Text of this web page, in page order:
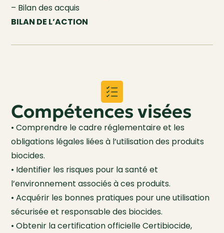
– Bilan des acquis
BILAN DE L’ACTION
Compétences visées
• Comprendre le cadre réglementaire et les
obligations légales liées à l’utilisation des produits
biocides.
• Identifier les risques pour la santé et
l’environnement associés à ces produits.
• Acquérir les bonnes pratiques pour une utilisation
sécurisée et responsable des biocides.
• Obtenir la certification officielle Certibiocide,